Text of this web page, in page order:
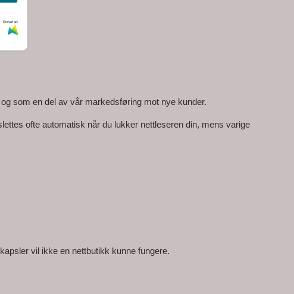
som en del av vår markedsføring mot nye kunder.
ofte automatisk når du lukker nettleseren din, mens varige
vil ikke en nettbutikk kunne fungere.
Drevet av